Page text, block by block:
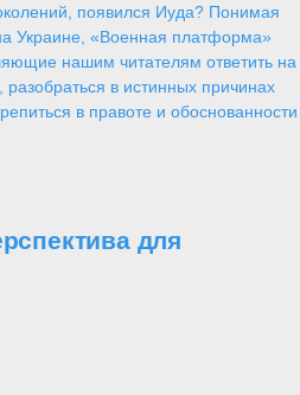
появился Иуда? Понимая
Украине, «Военная платформа»
нашим читателям ответить на
в истинных причинах
в правоте и обоснованности
для